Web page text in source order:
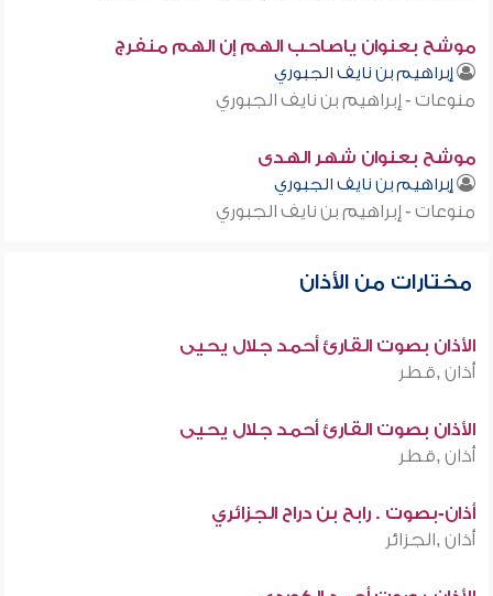
موشح بعنوان ياصاحب الهم إن الهم منفرج
إبراهيم بن نايف الجبوري
منوعات - إبراهيم بن نايف الجبوري
موشح بعنوان شهر الهدى
إبراهيم بن نايف الجبوري
منوعات - إبراهيم بن نايف الجبوري
مختارات من الأذان
الأذان بصوت القارئ أحمد جلال يحيى
أذان ,قطر
الأذان بصوت القارئ أحمد جلال يحيى
أذان ,قطر
أذان-بصوت . رابح بن دراح الجزائري
أذان ,الجزائر